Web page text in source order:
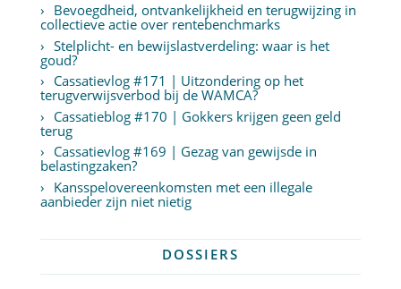
Bevoegdheid, ontvankelijkheid en terugwijzing in
collectieve actie over rentebenchmarks
Stelplicht- en bewijslastverdeling: waar is het
goud?
Cassatievlog #171 | Uitzondering op het
terugverwijsverbod bij de WAMCA?
Cassatieblog #170 | Gokkers krijgen geen geld
terug
Cassatievlog #169 | Gezag van gewijsde in
belastingzaken?
Kansspelovereenkomsten met een illegale
aanbieder zijn niet nietig
DOSSIERS